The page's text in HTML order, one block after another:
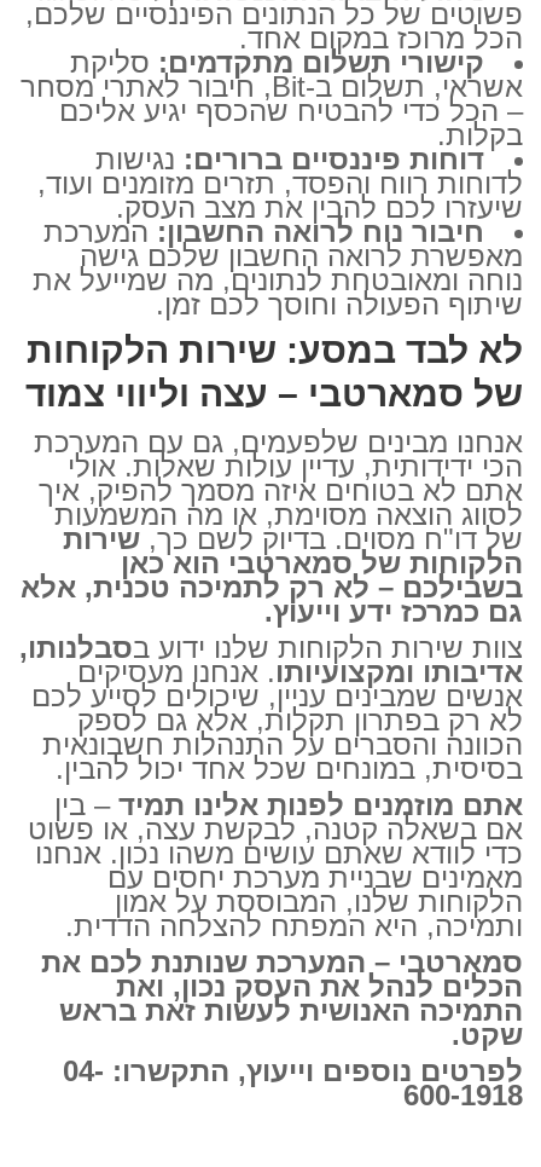
פשוטים של כל הנתונים הפיננסיים שלכם,
הכל מרוכז במקום אחד.
קישורי תשלום מתקדמים: סליקת
אשראי, תשלום ב-Bit, חיבור לאתרי מסחר
– הכל כדי להבטיח שהכסף יגיע אליכם
בקלות.
דוחות פיננסיים ברורים: נגישות
לדוחות רווח והפסד, תזרים מזומנים ועוד,
שיעזרו לכם להבין את מצב העסק.
חיבור נוח לרואה החשבון: המערכת
מאפשרת לרואה החשבון שלכם גישה
נוחה ומאובטחת לנתונים, מה שמייעל את
שיתוף הפעולה וחוסך לכם זמן.
לא לבד במסע: שירות הלקוחות
של סמארטבי – עצה וליווי צמוד
אנחנו מבינים שלפעמים, גם עם המערכת
הכי ידידותית, עדיין עולות שאלות. אולי
אתם לא בטוחים איזה מסמך להפיק, איך
לסווג הוצאה מסוימת, או מה המשמעות
של דו"ח מסוים. בדיוק לשם כך, שירות
הלקוחות של סמארטבי הוא כאן
בשבילכם – לא רק לתמיכה טכנית, אלא
גם כמרכז ידע וייעוץ.
צוות שירות הלקוחות שלנו ידוע בסבלנותו,
אדיבותו ומקצועיותו. אנחנו מעסיקים
אנשים שמבינים עניין, שיכולים לסייע לכם
לא רק בפתרון תקלות, אלא גם לספק
הכוונה והסברים על התנהלות חשבונאית
בסיסית, במונחים שכל אחד יכול להבין.
אתם מוזמנים לפנות אלינו תמיד – בין
אם בשאלה קטנה, לבקשת עצה, או פשוט
כדי לוודא שאתם עושים משהו נכון. אנחנו
מאמינים שבניית מערכת יחסים עם
הלקוחות שלנו, המבוססת על אמון
ותמיכה, היא המפתח להצלחה הדדית.
סמארטבי – המערכת שנותנת לכם את
הכלים לנהל את העסק נכון, ואת
התמיכה האנושית לעשות זאת בראש
שקט.
לפרטים נוספים וייעוץ, התקשרו: 04-
600-1918